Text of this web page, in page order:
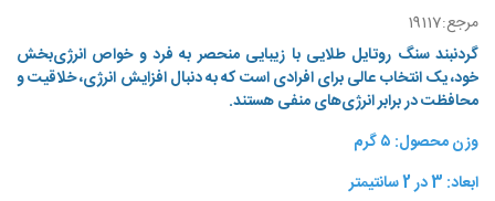
مرجع:19117
گردنبند سنگ روتایل طلایی با زیبایی منحصر به فرد و خواص انرژی‌بخش
خود، یک انتخاب عالی برای افرادی است که به دنبال افزایش انرژی، خلاقیت و
محافظت در برابر انرژی‌های منفی هستند.
وزن محصول: ۵ گرم
ابعاد: 3 در 2 سانتیمتر